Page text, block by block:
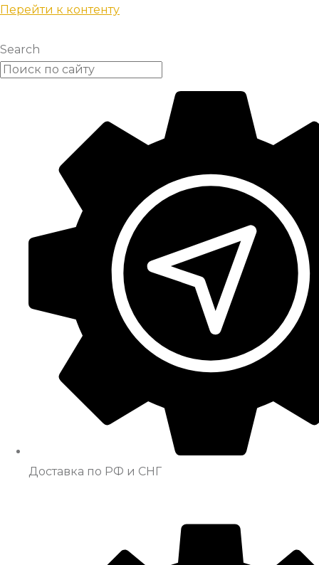
Перейти к контенту
Search
Доставка по РФ и СНГ